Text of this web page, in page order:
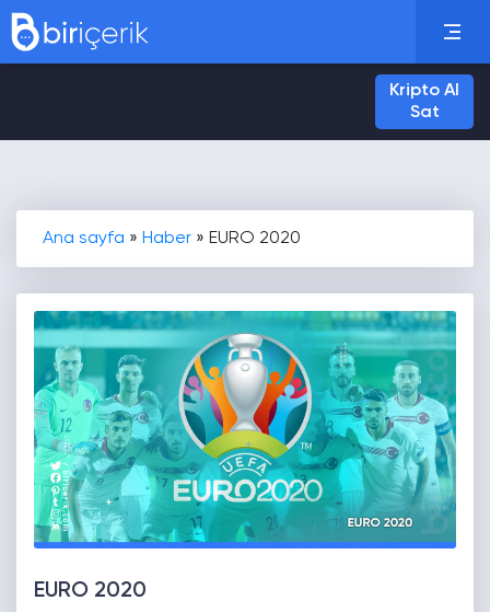
Kripto Al
Sat
Ana sayfa » Haber » EURO 2020
EURO 2020